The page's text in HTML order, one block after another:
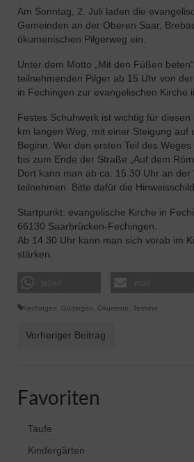
Am Sonntag, 2. Juli laden die
Gemeinden an der Oberen Saar,
ökumenischen Pilgerweg ein.
Unter dem Motto „Mit den Füßen
teilnehmenden Pilger ab 15 Uhr von
in Fechingen zur evangelischen Kirche
Festes Schuhwerk ist wichtig für
km langen Weg, mit einer Steigung auf
Beginn. Wer den ersten Teil des
bis zum Ende der Straße „Auf dem
Dort kann man ab ca. 15.30 Uhr an der
teilnehmen. Bitte dafür die
Startpunkt: evangelische Kirche in
66130 Saarbrücken-Fechingen.
Ab 14.30 Uhr kann man sich vorab im
stärken.
Fechingen Güdingen Ökumene Termine
Vorheriger Beitrag
Favoriten
Taufe
Kindergärten